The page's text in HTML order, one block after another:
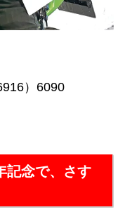
）6090
記念で、さす